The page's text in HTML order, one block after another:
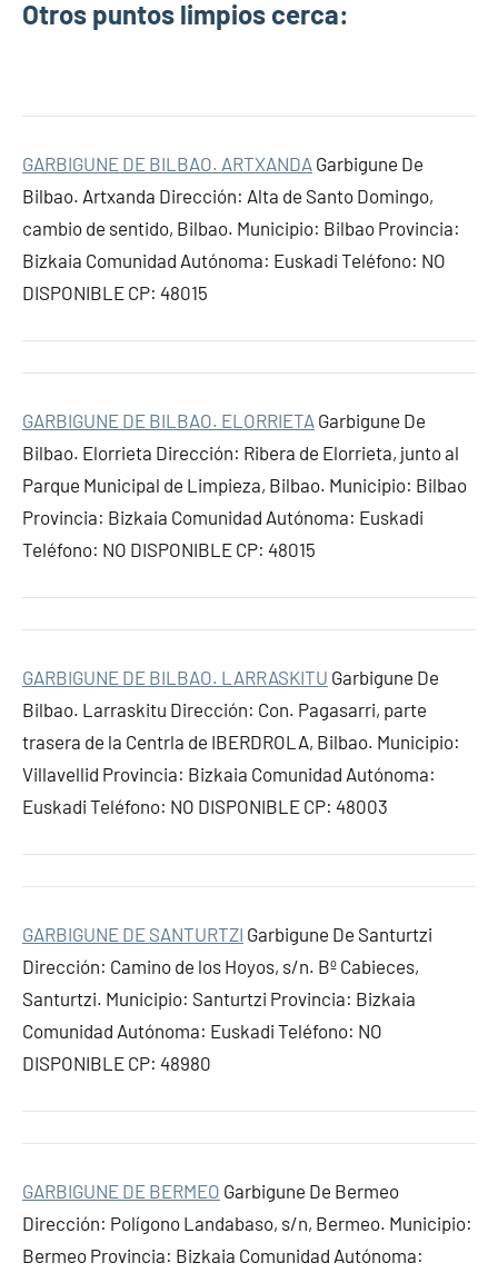
Otros puntos limpios cerca:
GARBIGUNE DE BILBAO. ARTXANDA Garbigune De
Bilbao. Artxanda Dirección: Alta de Santo Domingo,
cambio de sentido, Bilbao. Municipio: Bilbao Provincia:
Bizkaia Comunidad Autónoma: Euskadi Teléfono: NO
DISPONIBLE CP: 48015
GARBIGUNE DE BILBAO. ELORRIETA Garbigune De
Bilbao. Elorrieta Dirección: Ribera de Elorrieta, junto al
Parque Municipal de Limpieza, Bilbao. Municipio: Bilbao
Provincia: Bizkaia Comunidad Autónoma: Euskadi
Teléfono: NO DISPONIBLE CP: 48015
GARBIGUNE DE BILBAO. LARRASKITU Garbigune De
Bilbao. Larraskitu Dirección: Con. Pagasarri, parte
trasera de la Centrla de IBERDROLA, Bilbao. Municipio:
Villavellid Provincia: Bizkaia Comunidad Autónoma:
Euskadi Teléfono: NO DISPONIBLE CP: 48003
GARBIGUNE DE SANTURTZI Garbigune De Santurtzi
Dirección: Camino de los Hoyos, s/n. Bº Cabieces,
Santurtzi. Municipio: Santurtzi Provincia: Bizkaia
Comunidad Autónoma: Euskadi Teléfono: NO
DISPONIBLE CP: 48980
GARBIGUNE DE BERMEO Garbigune De Bermeo
Dirección: Polígono Landabaso, s/n, Bermeo. Municipio:
Bermeo Provincia: Bizkaia Comunidad Autónoma: